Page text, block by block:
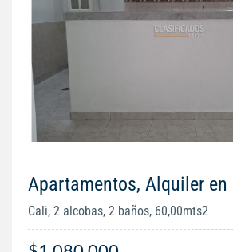
Apartamentos, Alquiler en
Cali, 2 alcobas, 2 baños, 60,00mts2